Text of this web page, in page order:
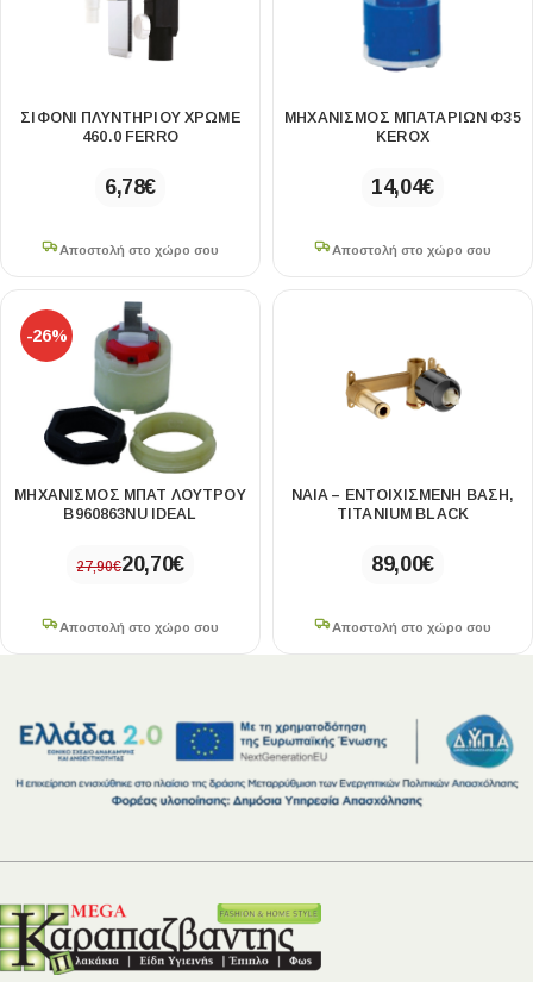
ΣΙΦΌΝΙ ΠΛΥΝΤΗΡΊΟΥ ΧΡΩΜΈ
460.0 FERRO
6,78€
Αποστολή στο χώρο σου
ΜΗΧΑΝΙΣΜΟΣ ΜΠΑΤΑΡΙΩΝ Φ35
KEROX
14,04€
Αποστολή στο χώρο σου
-26%
ΜΗΧΑΝΙΣΜΟΣ ΜΠΑΤ ΛΟΥΤΡΟΥ
B960863NU IDEAL
27,90€20,70€
Αποστολή στο χώρο σου
NAIA – ΕΝΤΟΙΧΙΣΜΈΝΗ ΒΆΣΗ,
TITANIUM BLACK
89,00€
Αποστολή στο χώρο σου